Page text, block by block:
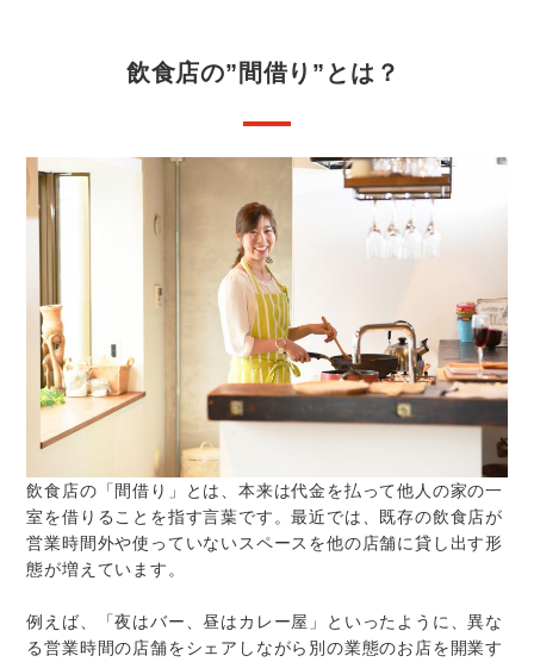
飲食店の”間借り”とは？
飲食店の「間借り」とは、本来は代金を払って他人の家の一
室を借りることを指す言葉です。最近では、既存の飲食店が
営業時間外や使っていないスペースを他の店舗に貸し出す形
態が増えています。
例えば、「夜はバー、昼はカレー屋」といったように、異な
る営業時間の店舗をシェアしながら別の業態のお店を開業す